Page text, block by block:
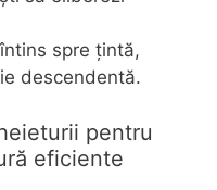
spre țintă,
descendentă.
pentru
eficiente